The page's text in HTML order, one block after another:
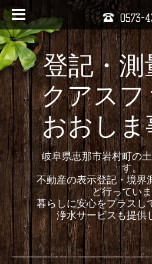
0573-
登記・
クアス
おおし
岐阜県恵那市岩村町の
す。
不動産の表示登記・境界
ど行ってい
暮らしに安心をプラスし
浄水サービスも提供